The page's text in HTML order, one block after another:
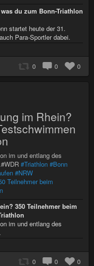
du zum Bonn-Triathlon
startet heute der 31.
Para-Sportler dabei.
0 0 0
im Rhein?
im und entlang des
#Triathlon #Bonn
#NRW
Teilnehmer beim
350 Teilnehmer beim
im und entlang des
0 0 0